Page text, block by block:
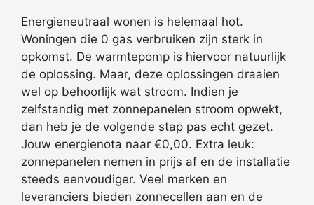
Energieneutraal wonen is helemaal hot.
Woningen die 0 gas verbruiken zijn sterk in
opkomst. De warmtepomp is hiervoor natuurlijk
de oplossing. Maar, deze oplossingen draaien
wel op behoorlijk wat stroom. Indien je
zelfstandig met zonnepanelen stroom opwekt,
dan heb je de volgende stap pas echt gezet.
Jouw energienota naar €0,00. Extra leuk:
zonnepanelen nemen in prijs af en de installatie
steeds eenvoudiger. Veel merken en
leveranciers bieden zonnecellen aan en de